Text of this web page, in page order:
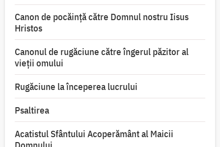
Canon de pocăință către Domnul nostru Iisus
Hristos
Canonul de rugăciune către îngerul păzitor al
vieții omului
Rugăciune la începerea lucrului
Psaltirea
Acatistul Sfântului Acoperământ al Maicii